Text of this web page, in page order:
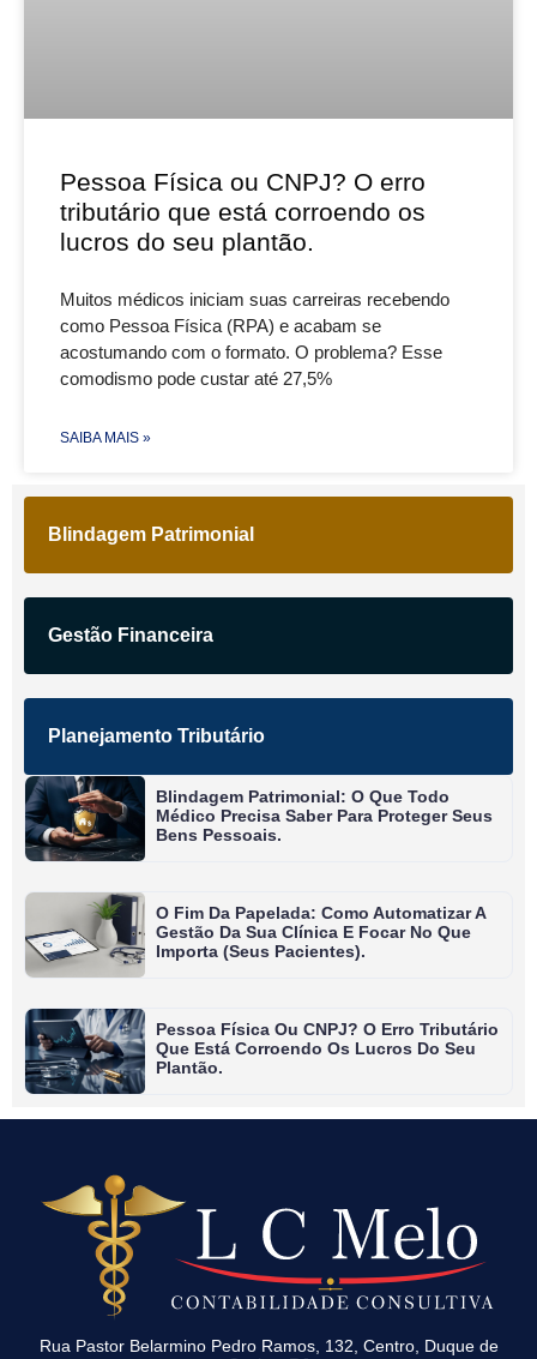
Pessoa Física ou CNPJ? O erro
tributário que está corroendo os
lucros do seu plantão.
Muitos médicos iniciam suas carreiras recebendo
como Pessoa Física (RPA) e acabam se
acostumando com o formato. O problema? Esse
comodismo pode custar até 27,5%
SAIBA MAIS »
Blindagem Patrimonial
Gestão Financeira
Planejamento Tributário
Blindagem Patrimonial: O Que Todo
Médico Precisa Saber Para Proteger Seus
Bens Pessoais.
O Fim Da Papelada: Como Automatizar A
Gestão Da Sua Clínica E Focar No Que
Importa (seus Pacientes).
Pessoa Física Ou CNPJ? O Erro Tributário
Que Está Corroendo Os Lucros Do Seu
Plantão.
Rua Pastor Belarmino Pedro Ramos, 132, Centro, Duque de